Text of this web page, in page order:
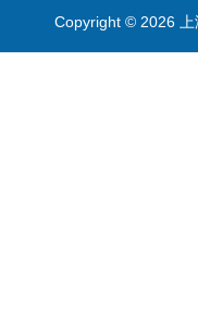
Copyright © 2026 上